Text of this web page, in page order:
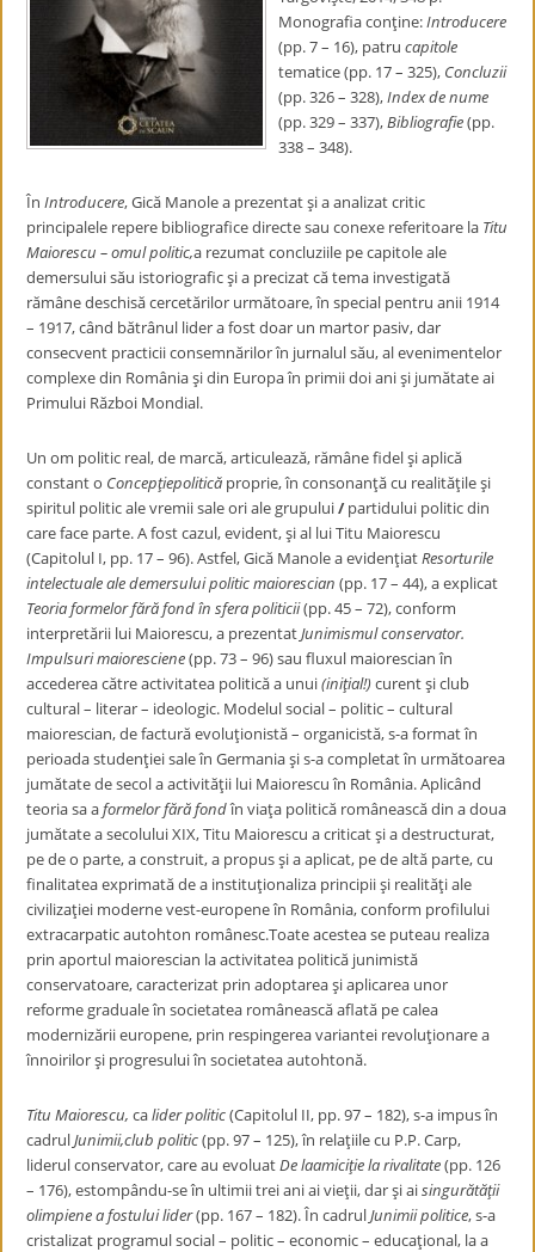
Monografia conţine:Introducere
(pp. 7 – 16), patrucapitole
tematice (pp. 17 – 325), Concluzii
(pp. 326 – 328),Index de nume
(pp. 329 – 337),Bibliografie(pp.
338 – 348).
ÎnIntroducere, Gică Manole a prezentat şi a analizat critic
principalele repere bibliografice directe sau conexe referitoare la Titu
Maiorescu – omul politic,a rezumat concluziile pe capitole ale
demersului său istoriografic şi a precizat că tema investigată
rămâne deschisă cercetărilor următoare, în special pentru anii 1914
– 1917, când bătrânul lider a fost doar un martor pasiv, dar
consecvent practicii consemnărilor în jurnalul său, al evenimentelor
complexe din România şi din Europa în primii doi ani şi jumătate ai
Primului Război Mondial.
Un om politic real, de marcă, articulează, rămâne fidel şi aplică
constant o Concepţiepolitică proprie, în consonanţă cu realităţile şi
spiritul politic ale vremii sale ori ale grupului/partidului politic din
care face parte. A fost cazul, evident, şi al lui Titu Maiorescu
(Capitolul I, pp. 17 – 96). Astfel, Gică Manole a evidenţiatResorturile
intelectuale ale demersului politic maiorescian(pp. 17 – 44), a explicat
Teoria formelor fără fond în sfera politicii(pp. 45 – 72), conform
interpretării lui Maiorescu, a prezentatJunimismul conservator.
Impulsuri maioresciene(pp. 73 – 96) sau fluxul maiorescian în
accederea către activitatea politică a unui(iniţial!)curent şi club
cultural – literar – ideologic. Modelul social – politic – cultural
maiorescian, de factură evoluţionistă – organicistă, s-a format în
perioada studenţiei sale în Germania şi s-a completat în următoarea
jumătate de secol a activităţii lui Maiorescu în România. Aplicând
teoria sa aformelor fără fondîn viaţa politică românească din a doua
jumătate a secolului XIX, Titu Maiorescu a criticat şi a destructurat,
pe de o parte, a construit, a propus şi a aplicat, pe de altă parte, cu
finalitatea exprimată de a instituţionaliza principii şi realităţi ale
civilizaţiei moderne vest-europene în România, conform profilului
extracarpatic autohton românesc.Toate acestea se puteau realiza
prin aportul maiorescian la activitatea politică junimistă
conservatoare, caracterizat prin adoptarea şi aplicarea unor
reforme graduale în societatea românească aflată pe calea
modernizării europene, prin respingerea variantei revoluţionare a
înnoirilor şi progresului în societatea autohtonă.
Titu Maiorescu,calider politic(Capitolul II, pp. 97 – 182), s-a impus în
cadrulJunimii,club politic(pp. 97 – 125), în relaţiile cu P.P. Carp,
liderul conservator, care au evoluatDe laamiciţie la rivalitate(pp. 126
– 176), estompându-se în ultimii trei ani ai vieţii, dar şi aisingurătăţii
olimpiene a fostului lider(pp. 167 – 182). În cadrulJunimii politice, s-a
cristalizat programul social – politic – economic – educaţional, la a